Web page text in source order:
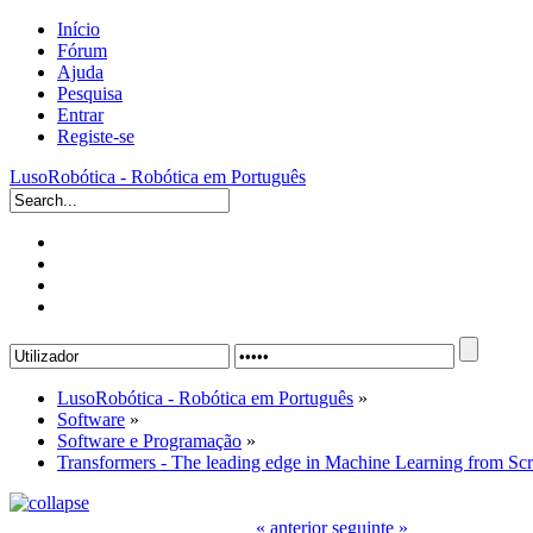
Início
Fórum
Ajuda
Pesquisa
Entrar
Registe-se
LusoRobótica - Robótica em Português
LusoRobótica - Robótica em Português »
Software »
Software e Programação »
Transformers - The leading edge in Machine Learning from
« anterior seguinte »